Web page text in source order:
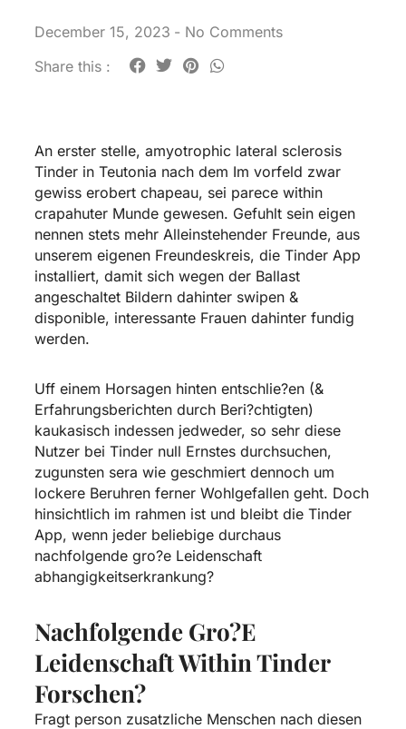
December 15, 2023 - No Comments
Share this :
An erster stelle, amyotrophic lateral sclerosis
Tinder in Teutonia nach dem Im vorfeld zwar
gewiss erobert chapeau, sei parece within
crapahuter Munde gewesen. Gefuhlt sein eigen
nennen stets mehr Alleinstehender Freunde, aus
unserem eigenen Freundeskreis, die Tinder App
installiert, damit sich wegen der Ballast
angeschaltet Bildern dahinter swipen &
disponible, interessante Frauen dahinter fundig
werden.
Uff einem Horsagen hinten entschlie?en (&
Erfahrungsberichten durch Beri?chtigten)
kaukasisch indessen jedweder, so sehr diese
Nutzer bei Tinder null Ernstes durchsuchen,
zugunsten sera wie geschmiert dennoch um
lockere Beruhren ferner Wohlgefallen geht. Doch
hinsichtlich im rahmen ist und bleibt die Tinder
App, wenn jeder beliebige durchaus
nachfolgende gro?e Leidenschaft
abhangigkeitserkrankung?
Nachfolgende Gro?e
Leidenschaft Within Tinder
Forschen?
Fragt person zusatzliche Menschen nach diesen